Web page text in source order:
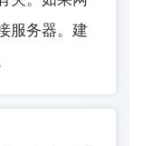
服务器。建